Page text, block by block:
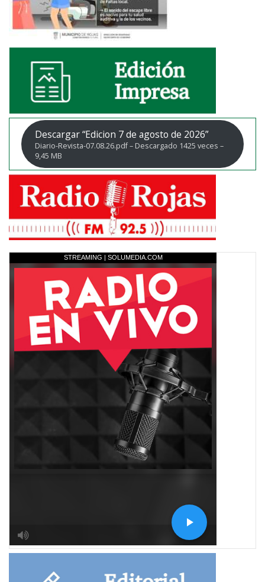
Descargar “Edicion 7 de agosto de 2026”
Diario-Revista-07.08.26.pdf – Descargado 1425 veces –
9,45 MB